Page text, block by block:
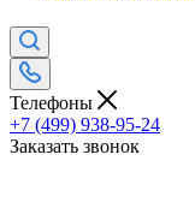
Телефоны
+7 (499) 938-95-24
Заказать звонок